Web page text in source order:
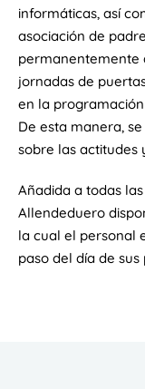
informáticas, así
asociación de
permanentemente
jornadas de
en la
De esta manera,
sobre las actitudes
Añadida a todas
Allendeduero
la cual el personal
paso del día de